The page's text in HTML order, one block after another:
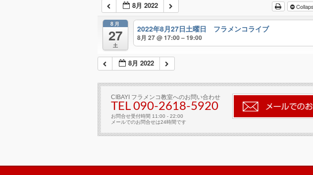
8月 2022
8月
27
土
2022年8月27日土曜日 フラメンコライブ
8月 27 @ 17:00 – 19:00
8月 2022
CIBAYI フラメンコ教室へのお問い合わせ
TEL 090-2618‐5920
お問合せ受付時間 11:00 - 22:00
メールでのお問合せは24時間です